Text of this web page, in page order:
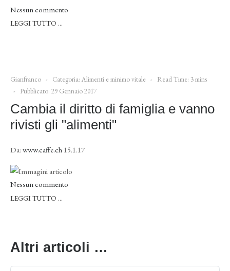
Nessun commento
LEGGI TUTTO …
Gianfranco Categoria: Alimenti e minimo vitale
Read Time: 3 mins
Pubblicato: 29 Gennaio 2017
Cambia il diritto di famiglia e vanno
rivisti gli "alimenti"
Da: www.caffe.ch 15.1.17
Nessun commento
LEGGI TUTTO …
Altri articoli …